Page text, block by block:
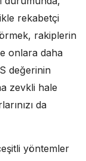
rekabetçi
rakiplerin
onlara daha
değerinin
zevkli hale
da
yöntemler